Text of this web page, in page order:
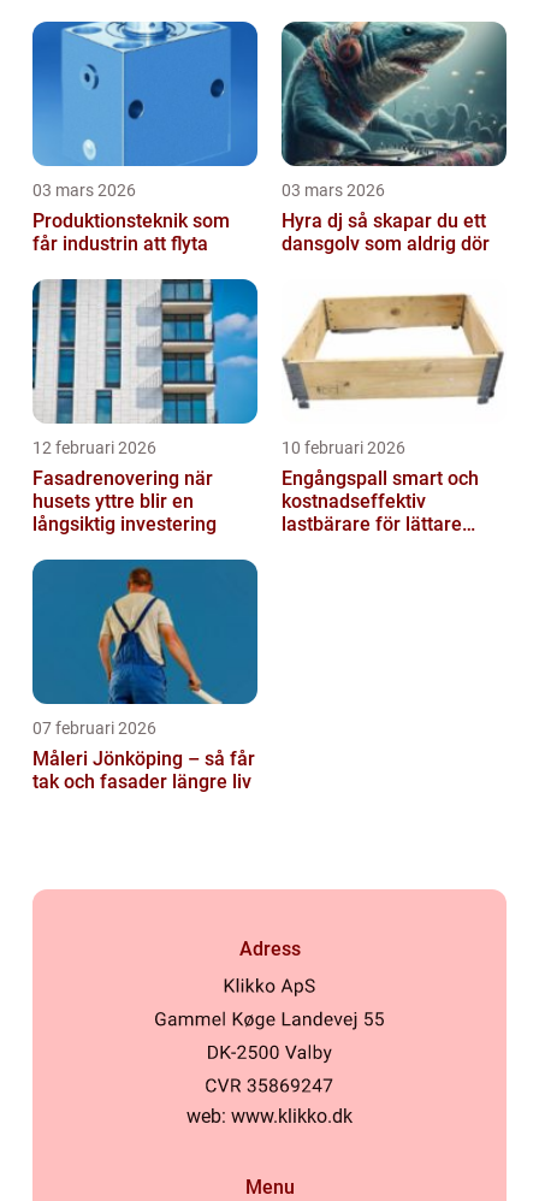
03 mars 2026
Produktionsteknik som
får industrin att flyta
03 mars 2026
Hyra dj så skapar du ett
dansgolv som aldrig dör
12 februari 2026
Fasadrenovering när
husets yttre blir en
långsiktig investering
10 februari 2026
Engångspall smart och
kostnadseffektiv
lastbärare för lättare
07 februari 2026
Måleri Jönköping – så får
tak och fasader längre liv
Adress
web: www.klikko.dk
Menu